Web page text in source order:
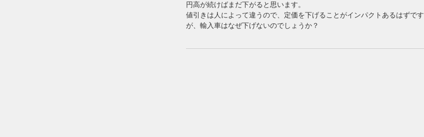
円高が続けばまだ下がると思います。
値引きは人によって違うので、定価を下げることがインパクトあるはずです
が、輸入車はなぜ下げないのでしょうか？